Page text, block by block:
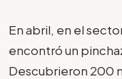
En abril, en el
encontró un
Descubrieron 200